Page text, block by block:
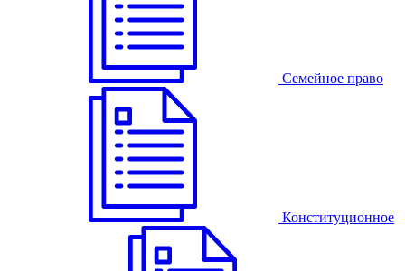
Семейное право
Конституционное